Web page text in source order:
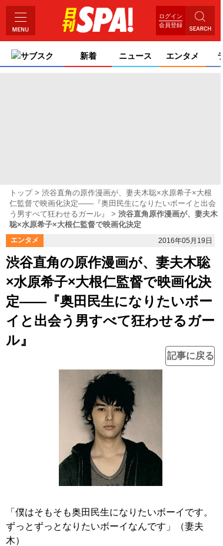
ログイン
会員登録
サブスク 新着 ニュース エンタメ
トップ
渋谷直角の原作漫画が、妻夫木聡×水原希子×大根
仁監督で映画化決定――『奥田民生になりたいボーイと出会
う男すべて狂わせるガール』
渋谷直角原作漫画が、妻夫木
聡×水原希子×大根仁監督で映画化決定
エンタメ 2016年05月19日
渋谷直角の原作漫画が、妻夫木聡
×水原希子×大根仁監督で映画化決
定――『奥田民生になりたいボー
イと出会う男すべて狂わせるガー
ル』
記事に戻る
「僕はそもそも奥田民生になりたいボーイです。
ずっとずっとなりたいボーイなんです」（妻夫
木）